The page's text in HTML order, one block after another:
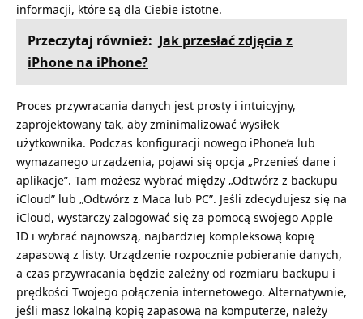
informacji, które są dla Ciebie istotne.
Przeczytaj również: Jak przesłać zdjęcia z
iPhone na iPhone?
Proces przywracania danych jest prosty i intuicyjny,
zaprojektowany tak, aby zminimalizować wysiłek
użytkownika. Podczas konfiguracji nowego iPhone’a lub
wymazanego urządzenia, pojawi się opcja „Przenieś dane i
aplikacje”. Tam możesz wybrać między „Odtwórz z backupu
iCloud” lub „Odtwórz z Maca lub PC”. Jeśli zdecydujesz się na
iCloud, wystarczy zalogować się za pomocą swojego Apple
ID i wybrać najnowszą, najbardziej kompleksową kopię
zapasową z listy. Urządzenie rozpocznie pobieranie danych,
a czas przywracania będzie zależny od rozmiaru backupu i
prędkości Twojego połączenia internetowego. Alternatywnie,
jeśli masz lokalną kopię zapasową na komputerze, należy